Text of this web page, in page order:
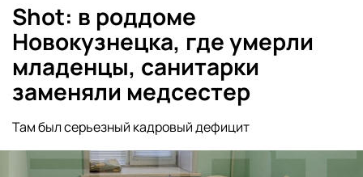
Shot: в роддоме
Новокузнецка, где умерли
младенцы, санитарки
заменяли медсестер
Там был серьезный кадровый дефицит